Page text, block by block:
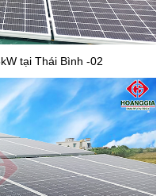
tại Thái Bình -02